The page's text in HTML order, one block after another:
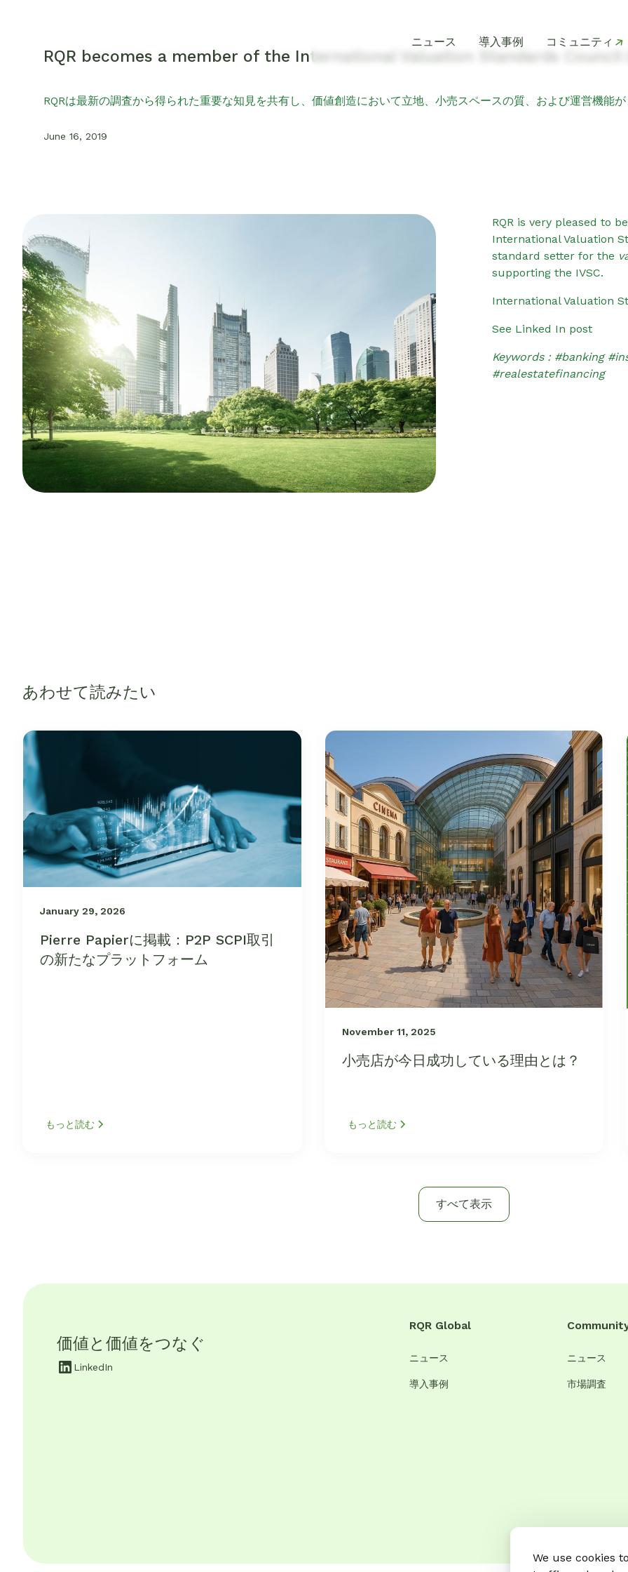
We use cookies
ニュース 導入事例 コミュニティ
RQR becomes a member of the International Valuation Standards Council
RQRは最新の調査から得られた重要な知見を共有し、価値創造において立地、小売スペースの質、および運営機能
June 16, 2019
RQR is very pleased to
International Valuation
standard setter for the
supporting the IVSC.
International Valuation
See Linked In post
Keywords : #banking
#realestatefinancing
あわせて読みたい
January 29, 2026
Pierre Papierに掲載：P2P SCPI取引
の新たなプラットフォーム
もっと読む
November 11, 2025
小売店が今日成功している理由とは？
もっと読む
すべて表示
価値と価値をつなぐ
LinkedIn
RQR Global
ニュース
導入事例
ニュース
市場調査